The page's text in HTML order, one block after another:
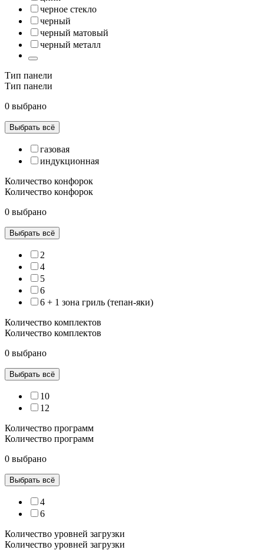
черное стекло
черный
черный матовый
черный металл
Тип панели
Тип панели
0 выбрано
Выбрать всё
газовая
индукционная
Количество конфорок
Количество конфорок
0 выбрано
Выбрать всё
2
4
5
6
6 + 1 зона гриль (тепан-яки)
Количество комплектов
Количество комплектов
0 выбрано
Выбрать всё
10
12
Количество программ
Количество программ
0 выбрано
Выбрать всё
4
6
Количество уровней загрузки
Количество уровней загрузки